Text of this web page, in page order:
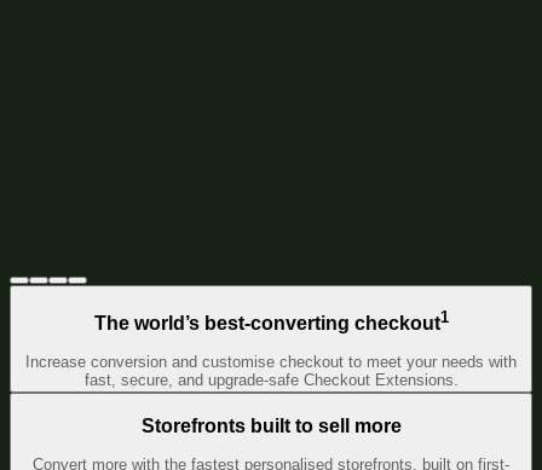
The world’s best-converting checkout1
Increase conversion and customise checkout to meet your needs with
fast, secure, and upgrade-safe Checkout Extensions.
Storefronts built to sell more
Convert more with the fastest personalised storefronts, built on first-